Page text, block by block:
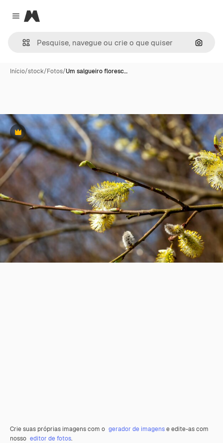
Close menu
Magnific
Início/stock/Fotos/Um salgueiro floresc…
Premium
Crie suas próprias imagens com o gerador de imagense edite-as com
nosso editor de fotos.